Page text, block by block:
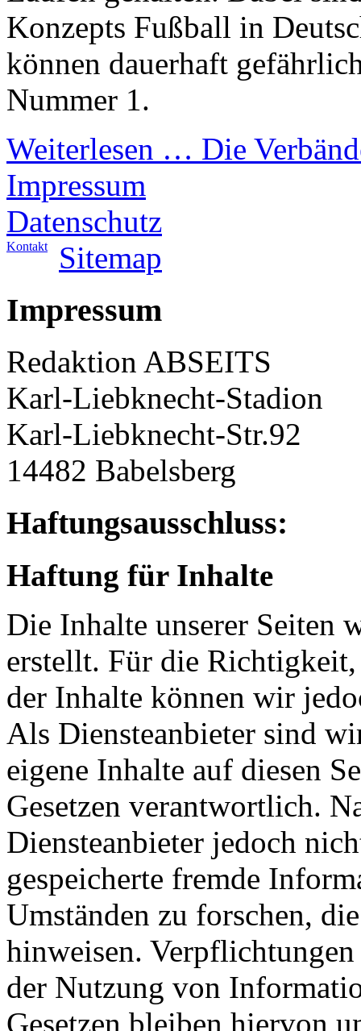
Konzepts Fußball in
können dauerhaft
Nummer 1.
Weiterlesen … Die
Impressum
Datenschutz
Kontakt Sitemap
Impressum
Redaktion ABSEITS
Karl-Liebknecht-Stadion
Karl-Liebknecht-Str.92
14482 Babelsberg
Haftungsausschluss:
Haftung für Inhalte
Die Inhalte unserer Seiten
erstellt. Für die
der Inhalte können wir
Als Diensteanbieter sind
eigene Inhalte auf diesen
Gesetzen verantwortlich.
Diensteanbieter jedoch
gespeicherte fremde
Umständen zu forschen,
hinweisen.
der Nutzung von
Gesetzen bleiben hiervon